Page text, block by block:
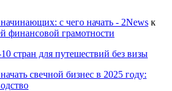
с чего начать - 2News к
финансовой грамотности
стран для путешествий без визы
свечной бизнес в 2025 году: